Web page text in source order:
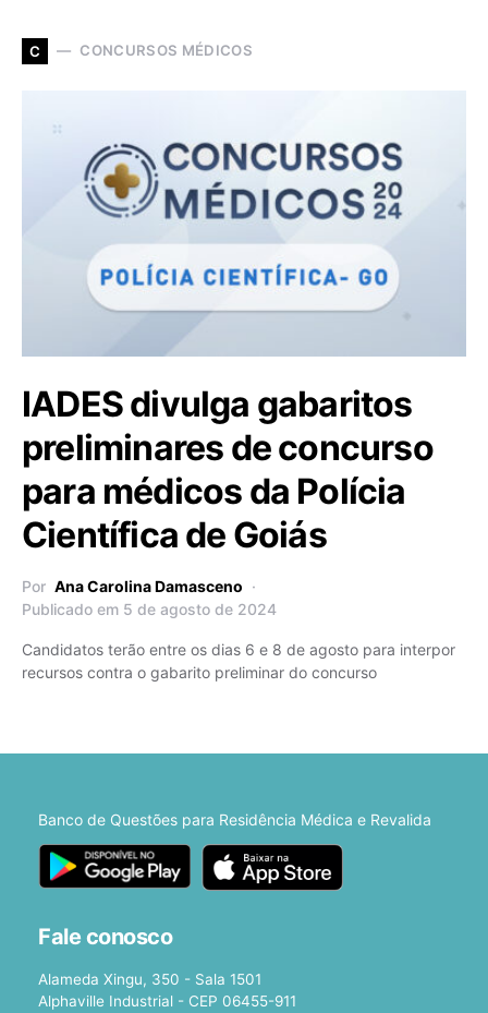
C CONCURSOS MÉDICOS
IADES divulga gabaritos
preliminares de concurso
para médicos da Polícia
Científica de Goiás
Por Ana Carolina Damasceno
Publicado em 5 de agosto de 2024
Candidatos terão entre os dias 6 e 8 de agosto para interpor
recursos contra o gabarito preliminar do concurso
Banco de Questões para Residência Médica e Revalida
Fale conosco
Alameda Xingu, 350 - Sala 1501
Alphaville Industrial - CEP 06455-911